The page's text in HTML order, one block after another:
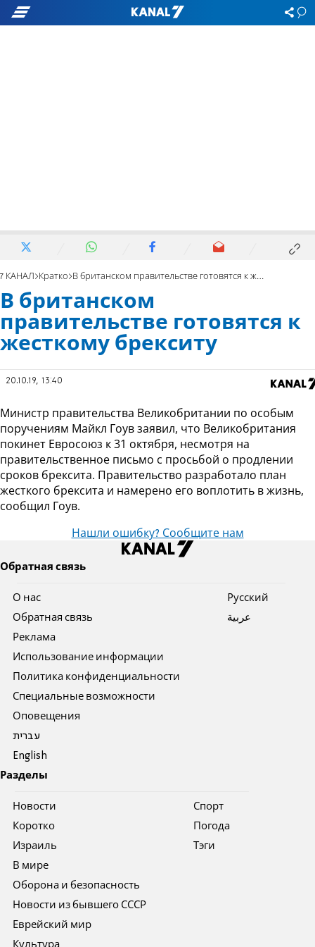
7 КАНАЛ Кратко В британском правительстве готовятся к жесткому брекситу
В британском
правительстве готовятся к
жесткому брекситу
20.10.19, 13:40
Министр правительства Великобритании по особым
поручениям Майкл Гоув заявил, что Великобритания
покинет Евросоюз к 31 октября, несмотря на
правительственное письмо с просьбой о продлении
сроков брексита. Правительство разработало план
жесткого брексита и намерено его воплотить в жизнь,
сообщил Гоув.
Нашли ошибку? Сообщите нам
Обратная связь
О нас
Обратная связь
Реклама
Использование информации
Политика конфиденциальности
Специальные возможности
Оповещения
עברית
English
Pусский
عربية
Разделы
Новости
Коротко
Израиль
В мире
Оборона и безопасность
Новости из бывшего СССР
Еврейский мир
Спорт
Погода
Тэги